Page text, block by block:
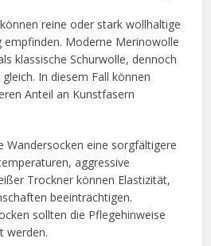
reine oder stark wollhaltige
empfinden. Moderne Merinowolle
klassische Schurwolle, dennoch
In diesem Fall können
Anteil an Kunstfasern
Wandersocken eine sorgfältigere
aggressive
Trockner können Elastizität,
beeinträchtigen.
sollten die Pflegehinweise
werden.